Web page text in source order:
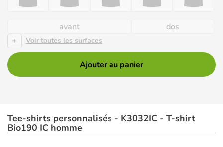
avant
dos
+
Voir toutes les surfaces
Ajouter au panier
Tee-shirts personnalisés - K3032IC - T-shirt
Bio190 IC homme